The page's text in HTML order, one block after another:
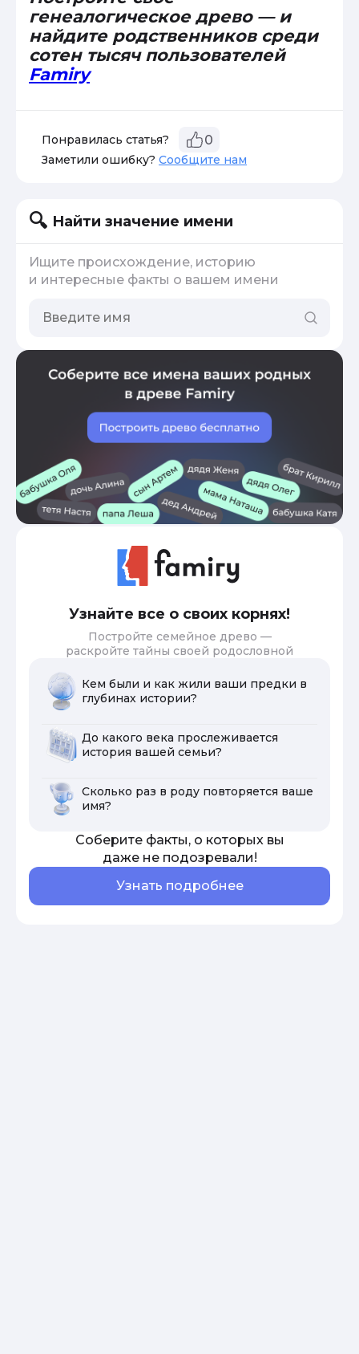
генеалогическое древо — и
найдите родственников среди
сотен тысяч пользователей
Famiry
Понравилась статья? 0
Заметили ошибку? Сообщите нам
Найти значение имени
Ищите происхождение, историю
и интересные факты о вашем имени
Узнайте все о своих корнях!
Постройте семейное древо —
раскройте тайны своей родословной
Кем были и как жили ваши предки в
глубинах истории?
До какого века прослеживается
история вашей семьи?
Сколько раз в роду повторяется ваше
имя?
Соберите факты, о которых вы
даже не подозревали!
Узнать подробнее